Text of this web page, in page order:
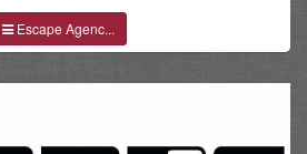
Escape Agenc...